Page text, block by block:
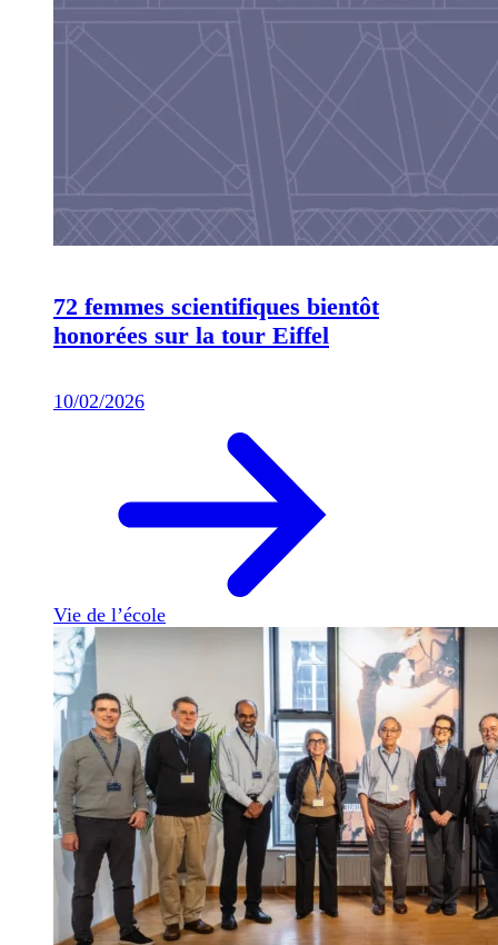
72 femmes scientifiques bientôt
honorées sur la tour Eiffel
10/02/2026
Vie de l’école